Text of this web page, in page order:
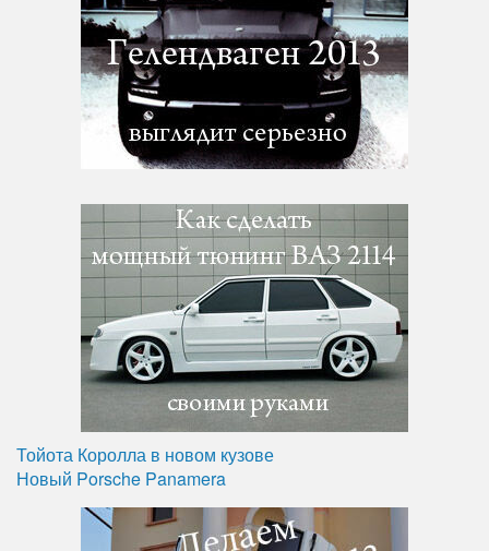
Тойота Королла в новом кузове
Новый Porsche Panamera